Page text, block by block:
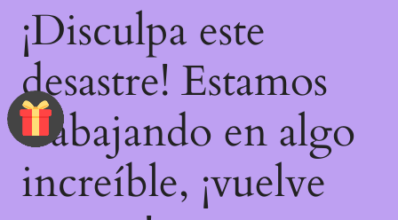
¡Disculpa este
desastre! Estamos
trabajando en algo
increíble, ¡vuelve